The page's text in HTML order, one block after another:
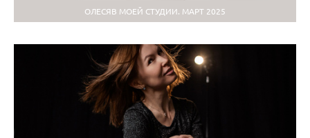
ОЛЕСЯВ МОЕЙ СТУДИИ. МАРТ 2025